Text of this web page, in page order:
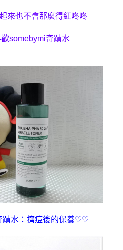
來也不會那麼得紅咚咚
歡somebymi奇蹟水
蹟水：擠痘後的保養♡♡